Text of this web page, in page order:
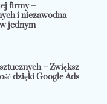
firmy –
i niezawodna
jednym
– Zwiększ
dzięki Google Ads